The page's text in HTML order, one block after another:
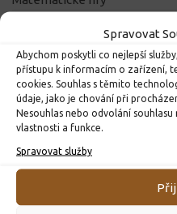
Spravovat
Abychom poskytli co nejlepší
přístupu k informacím o zařízení,
cookies. Souhlas s těmito
údaje, jako je chování při
Nesouhlas nebo odvolání
vlastnosti a funkce.
Spravovat služby
Pedagogicko-psychologická
DALŠÍ INFORMACE
DŮLEŽITÉ